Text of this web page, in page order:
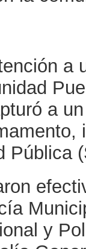
a
a
Pública
y